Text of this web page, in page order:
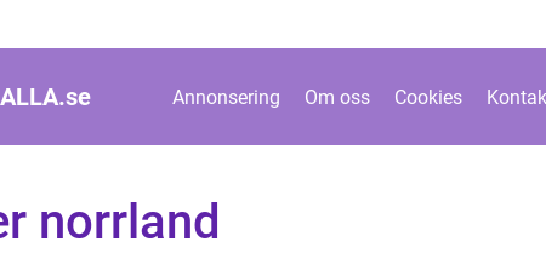
se Annonsering Om oss Cookies
norrland